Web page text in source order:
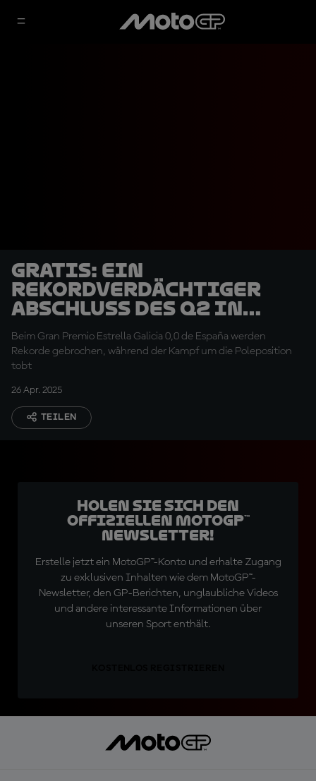
GRATIS: Ein
rekordverdächtiger
Abschluss des Q2 in
Jerez
Beim Gran Premio Estrella Galicia 0,0 de España werden
Rekorde gebrochen, während der Kampf um die Poleposition
tobt
26 Apr. 2025
TEILEN
Holen Sie sich den
offiziellen MotoGP™
Newsletter!
Erstelle jetzt ein MotoGP™-Konto und erhalte Zugang
zu exklusiven Inhalten wie dem MotoGP™-
Newsletter, den GP-Berichten, unglaubliche Videos
und andere interessante Informationen über
unseren Sport enthält.